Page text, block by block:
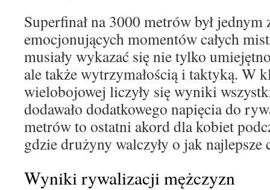
Superfinał na 3000 metrów był jednym
emocjonujących momentów całych
musiały wykazać się nie tylko
ale także wytrzymałością i taktyką. W
wielobojowej liczyły się wyniki
dodawało dodatkowego napięcia do
metrów to ostatni akord dla kobiet
gdzie drużyny walczyły o jak najlepsze
Wyniki rywalizacji mężczyzn